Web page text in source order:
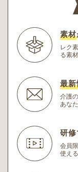
素材
レク
る素
最
介護
あな
研
会員
使え